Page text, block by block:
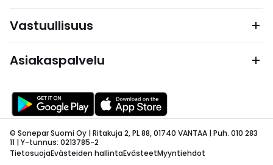
Vastuullisuus
Asiakaspalvelu
© Sonepar Suomi Oy | Ritakuja 2, PL 88, 01740 VANTAA | Puh. 010 283
11 | Y-tunnus: 0213785-2
TietosuojaEvästeiden hallintaEvästeetMyyntiehdot